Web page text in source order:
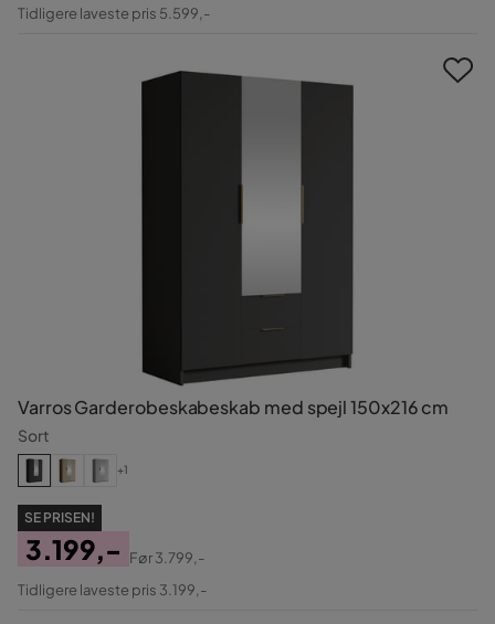
Tidligere laveste pris 5.599,-
Varros Garderobeskabeskab med spejl 150x216 cm
Sort
+1
SE PRISEN!
Pris
3.199,-
Original
Før3.799,-
Tidligere laveste pris 3.199,-